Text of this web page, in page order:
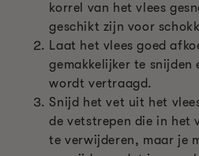
korrel van het vlees
geschikt zijn voor
Laat het vlees goed
gemakkelijker te snijden
wordt vertraagd.
Snijd het vet uit het
de vetstrepen die in het
te verwijderen, maar je